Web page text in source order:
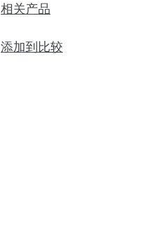
相关产品
添加到比较